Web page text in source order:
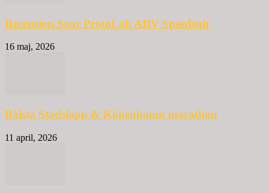
Recension Soar ProtoLab ADV Speedsuit
16 maj, 2026
Bålsta Stadslopp & Köpenhamn marathon
11 april, 2026